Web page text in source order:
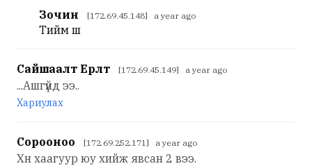
Зочин [172.69.45.148] a year ago
Тийм шүү
Сайшаалт Ерөөлт [172.69.45.149] a year ago
...Ашгүйд ээ..
Хариулах
Сорооноо [172.69.252.171] a year ago
Хн хаагуур юу хийж явсан 2 вээ.